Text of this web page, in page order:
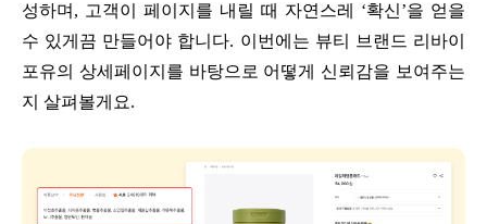
성하며, 고객이 페이지를 내릴 때 자연스레 ‘확신’을 얻을
수 있게끔 만들어야 합니다. 이번에는 뷰티 브랜드 리바이
포유의 상세페이지를 바탕으로 어떻게 신뢰감을 보여주는
지 살펴볼게요.